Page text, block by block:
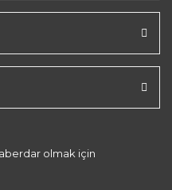
olmak için